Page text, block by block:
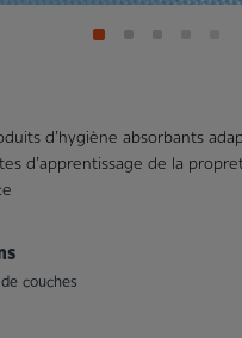
d’hygiène absorbants
d’apprentissage de la
couches